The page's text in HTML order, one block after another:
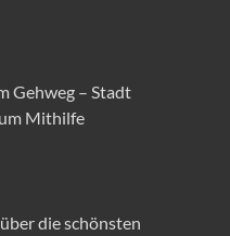
Gehweg – Stadt
Mithilfe
die schönsten